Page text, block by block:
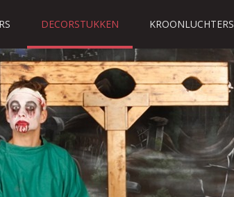
DECORSTUKKEN KROONLUCHTERS